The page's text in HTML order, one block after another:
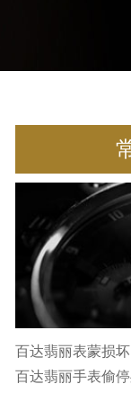
百达翡丽表蒙损
百达翡丽手表偷